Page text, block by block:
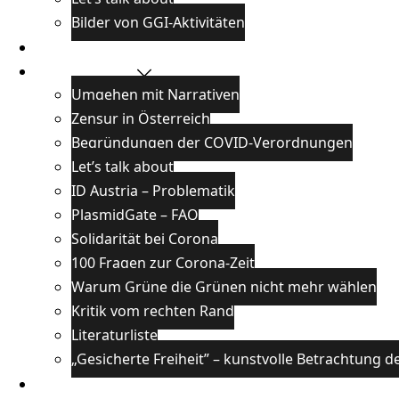
Bilder von GGI-Aktivitäten
Wissenswertes
Umgehen mit Narrativen
Zensur in Österreich
Begründungen der COVID-Verordnungen
Let’s talk about
ID Austria – Problematik
PlasmidGate – FAQ
Solidarität bei Corona
100 Fragen zur Corona-Zeit
Warum Grüne die Grünen nicht mehr wählen
Kritik vom rechten Rand
Literaturliste
„Gesicherte Freiheit” – kunstvolle Betrachtung
Veranstaltungen